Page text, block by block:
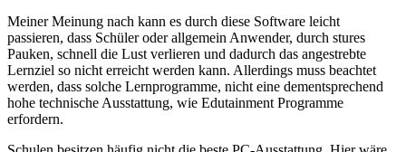
Meiner Meinung nach kann es durch diese Software leicht
passieren, dass Schüler oder allgemein Anwender, durch stures
Pauken, schnell die Lust verlieren und dadurch das angestrebte
Lernziel so nicht erreicht werden kann. Allerdings muss beachtet
werden, dass solche Lernprogramme, nicht eine dementsprechend
hohe technische Ausstattung, wie Edutainment Programme
erfordern.